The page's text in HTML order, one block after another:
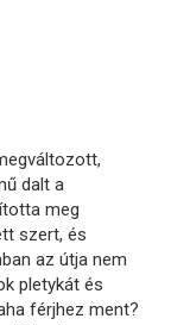
dalt a
meg
szert, és
az útja nem
pletykát és
férjhez ment?